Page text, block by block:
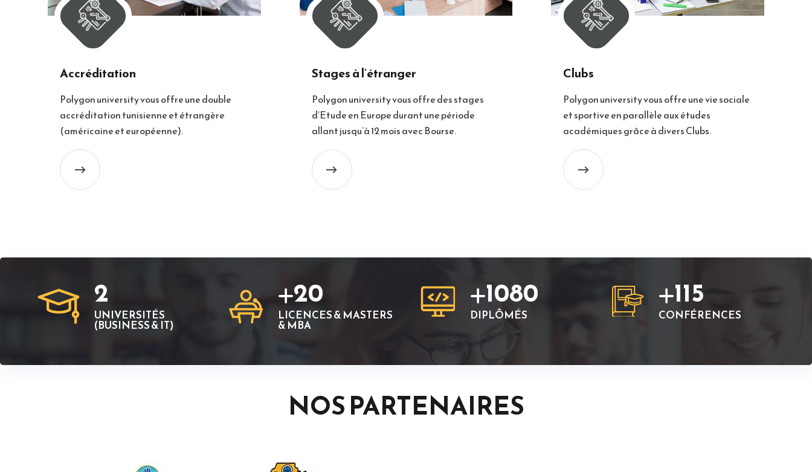
Accréditation
Polygon university vous offre une double
accréditation tunisienne et étrangère
(américaine et européenne).
Stages à l’étranger
Polygon university vous offre des stages
d’Etude en Europe durant une période
allant jusqu’à 12 mois avec Bourse.
Clubs
Polygon university vous offre une vie sociale
et sportive en parallèle aux études
académiques grâce à divers Clubs.
2
UNIVERSITÉS
(BUSINESS & IT)
20
LICENCES & MASTERS
& MBA
1080
DIPLÔMÉS
115
CONFÉRENCES
NOS PARTENAIRES